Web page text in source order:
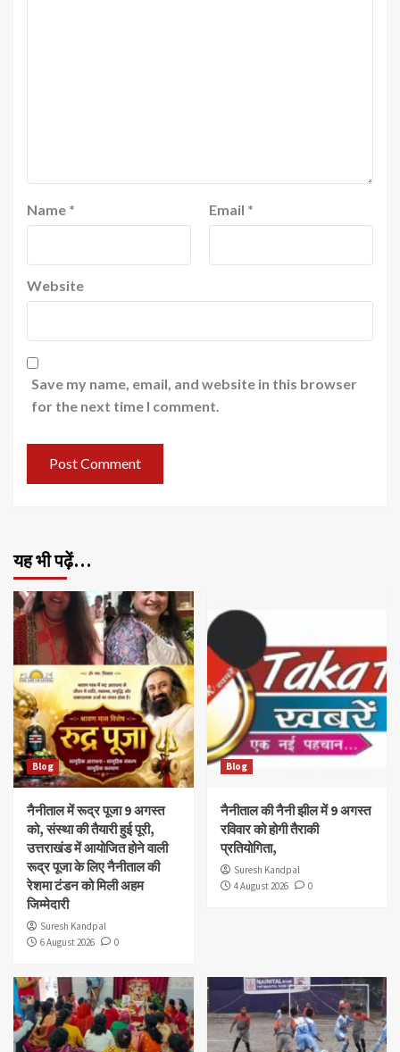
Name * Email *
Website
Save my name, email, and website in this browser
for the next time I comment.
यह भी पढ़ें…
Blog
नैनीताल में रूद्र पूजा 9 अगस्त
को, संस्था की तैयारी हुई पूरी,
उत्तराखंड में आयोजित होने वाली
रूद्र पूजा के लिए नैनीताल की
रेशमा टंडन को मिली अहम
जिम्मेदारी
Suresh Kandpal
6 August 2026
0
Blog
नैनीताल की नैनी झील में 9 अगस्त
रविवार को होगी तैराकी
प्रतियोगिता,
Suresh Kandpal
4 August 2026
0